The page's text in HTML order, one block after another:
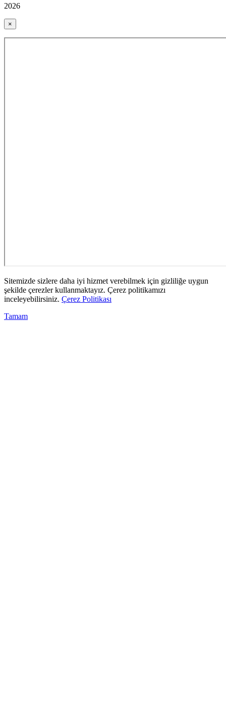
2026
×
Sitemizde sizlere daha iyi hizmet verebilmek için gizliliğe uygun
şekilde çerezler kullanmaktayız. Çerez politikamızı
inceleyebilirsiniz. Çerez Politikası
Tamam